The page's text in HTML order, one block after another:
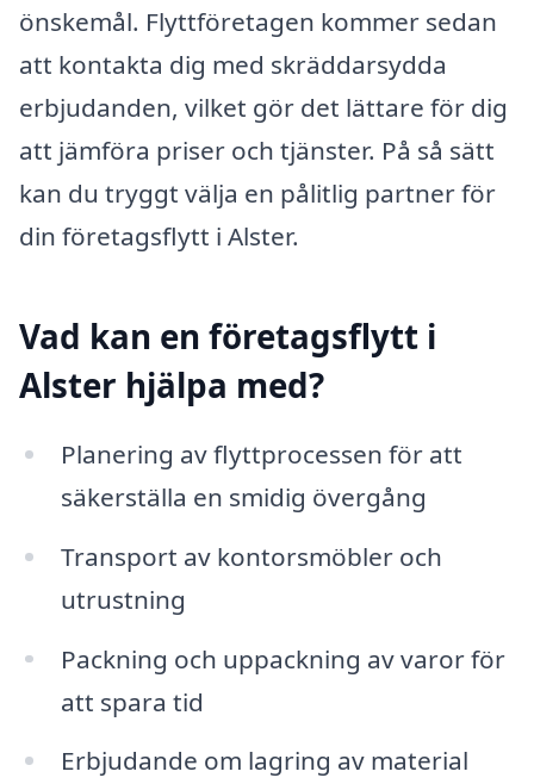
önskemål. Flyttföretagen kommer sedan
att kontakta dig med skräddarsydda
erbjudanden, vilket gör det lättare för dig
att jämföra priser och tjänster. På så sätt
kan du tryggt välja en pålitlig partner för
din företagsflytt i Alster.
Vad kan en företagsflytt i
Alster hjälpa med?
Planering av flyttprocessen för att
säkerställa en smidig övergång
Transport av kontorsmöbler och
utrustning
Packning och uppackning av varor för
att spara tid
Erbjudande om lagring av material